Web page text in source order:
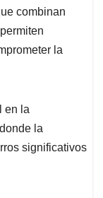
combinan
la
en la
la
significativos